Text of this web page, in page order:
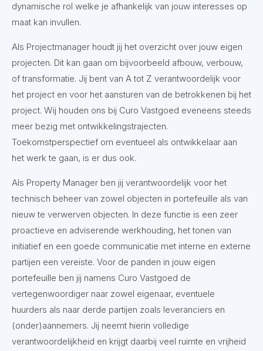
dynamische rol welke je afhankelijk van jouw interesses op
maat kan invullen.
Als Projectmanager houdt jij het overzicht over jouw eigen
projecten. Dit kan gaan om bijvoorbeeld afbouw, verbouw,
of transformatie. Jij bent van A tot Z verantwoordelijk voor
het project en voor het aansturen van de betrokkenen bij het
project. Wij houden ons bij Curo Vastgoed eveneens steeds
meer bezig met ontwikkelingstrajecten.
Toekomstperspectief om eventueel als ontwikkelaar aan
het werk te gaan, is er dus ook.
Als Property Manager ben jij verantwoordelijk voor het
technisch beheer van zowel objecten in portefeuille als van
nieuw te verwerven objecten. In deze functie is een zeer
proactieve en adviserende werkhouding, het tonen van
initiatief en een goede communicatie met interne en externe
partijen een vereiste. Voor de panden in jouw eigen
portefeuille ben jij namens Curo Vastgoed de
vertegenwoordiger naar zowel eigenaar, eventuele
huurders als naar derde partijen zoals leveranciers en
(onder)aannemers. Jij neemt hierin volledige
verantwoordelijkheid en krijgt daarbij veel ruimte en vrijheid